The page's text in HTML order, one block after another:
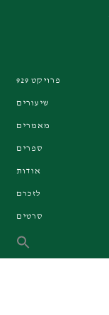
פרויקט 929
שיעורים
מאמרים
ספרים
אודות
לזכרם
סרטים